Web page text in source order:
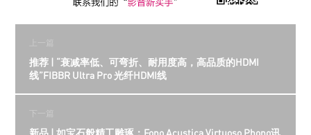
上一篇
推荐 | “衰减率低、可弯折、耐用度高，高品质的HDMI
线”FIBBR Ultra Pro 光纤HDMI线
下一篇